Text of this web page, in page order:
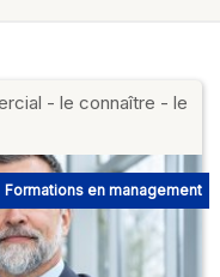
- le connaître - le
Formations en management